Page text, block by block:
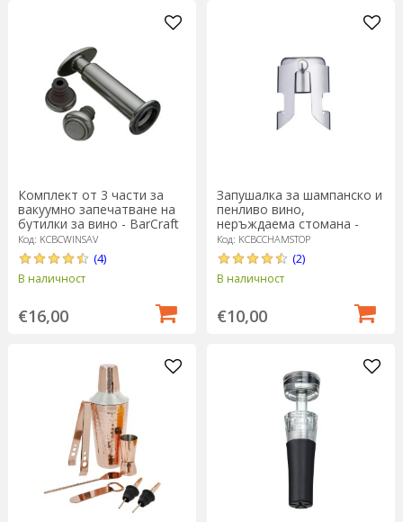
Комплект от 3 части за
вакуумно запечатване на
бутилки за вино - BarCraft
Код: KCBCWINSAV
(4)
В наличност
€16,00
Запушалка за шампанско и
пенливо вино,
неръждаема стомана -
BarCraft
Код: KCBCCHAMSTOP
(2)
В наличност
€10,00